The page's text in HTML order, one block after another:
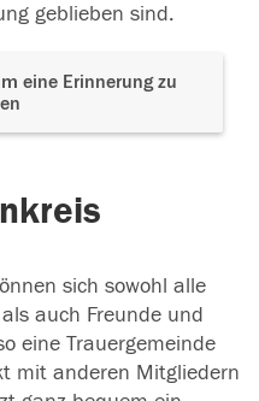
geblieben sind.
eine Erinnerung zu
sich sowohl alle
auch Freunde und
eine Trauergemeinde
mit anderen Mitgliedern